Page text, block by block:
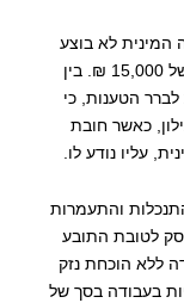
המינית לא בוצע
באופן תקין והשית על המעסיקה פיצוי בסך של 15,000 ₪. בין
הטענות, כי
כאשר חובת
עליו נודע לו.
והתעמרות
לטובת התובע
בעבודה ללא הוכחת נזק
בעבודה בסך של